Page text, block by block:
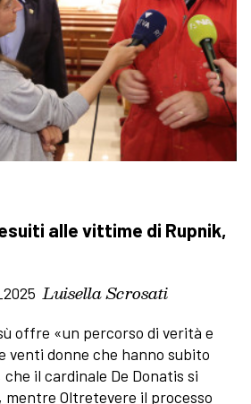
alle vittime di Rupnik,
Luisella Scrosati
offre «un percorso di verità e
venti donne che hanno subito
il cardinale De Donatis si
Oltretevere il processo